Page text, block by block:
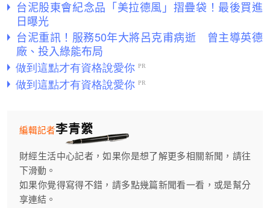
台泥股東會紀念品「美拉德風」摺疊袋！最後買進
日曝光
台泥重訊！服務50年大將呂克甫病逝 曾主導英德
廠、投入綠能布局
李青縈
編輯記者
財經生活中心記者，如果你是想了解更多相關新聞，請往
下滑動。
如果你覺得寫得不錯，請多點幾篇新聞看一看，或是幫分
享連結。